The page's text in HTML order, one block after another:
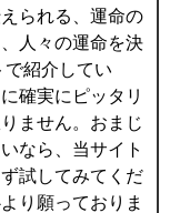
られる、運命の
人々の運命を決
紹介してい
確実にピッタリ
ません。おまじ
なら、当サイト
試してみてくだ
り願っておりま